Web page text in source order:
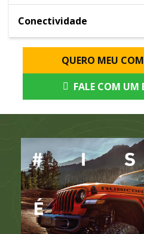
Conectividade
QUERO MEU
FALE COM UM